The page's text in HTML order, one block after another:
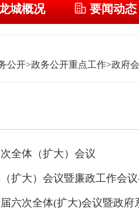
城概况 要闻动态
公开>政务公开重点工作>政府
全体（扩大）会议
扩大）会议暨廉政工作会
六次全体(扩大)会议暨政